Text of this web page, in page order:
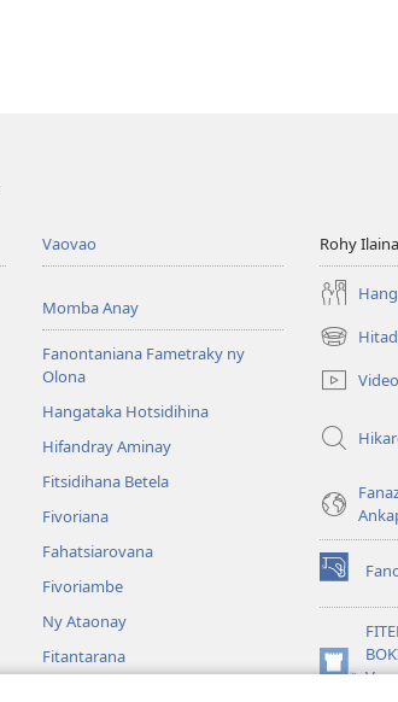
Vaovao
Momba Anay
Fanontaniana Fametraky ny
Olona
Hangataka Hotsidihina
Hifandray Aminay
Fitsidihana Betela
Fivoriana
Fahatsiarovana
Fivoriambe
Ny Ataonay
Fitantarana
Rohy Ilaina
rohy) Video
rohy)